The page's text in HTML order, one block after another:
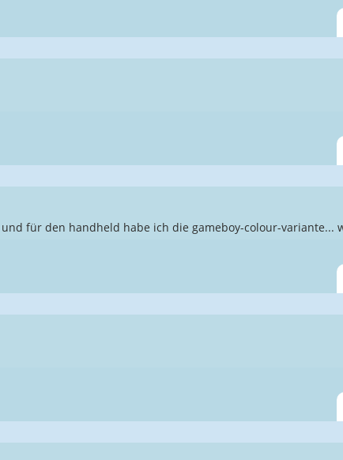
für den handheld habe ich die gameboy-colour-variante...